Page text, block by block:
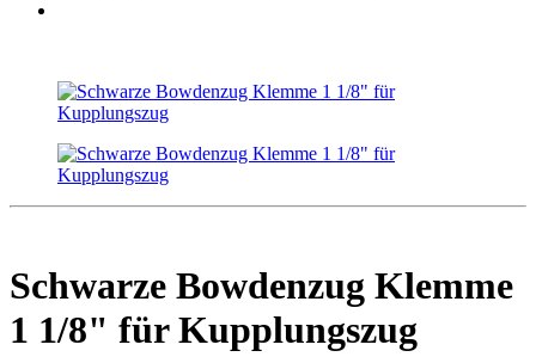
Schwarze Bowdenzug Klemme
1 1/8" für Kupplungszug